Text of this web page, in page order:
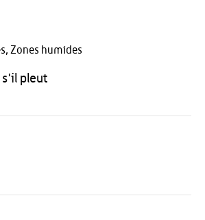
Zones humides
s'il pleut